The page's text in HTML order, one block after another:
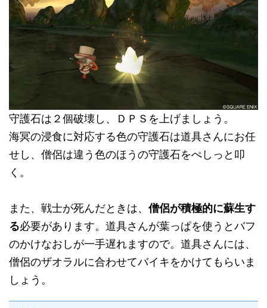
守護石は２個破壊し、ＤＰＳを上げましょう。
海冥の浸食に対応する色の守護石は道具さんにお任
せし、僧侶は違う色のほうの守護石をぺしっと叩
く。
また、戦士が死んだときは、僧侶が積極的に蘇生す
る必要があります。道具さんが葉っぱを使うとバフ
のかけなおしが一手遅れますので。道具さんには、
僧侶のザオラルに合わせてバイキをかけてもらいま
しょう。